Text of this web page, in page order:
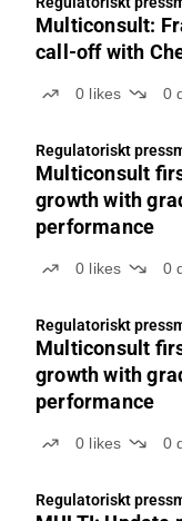
Multiconsult:
call-off with
0 likes 0
Regulatoriskt
Multiconsult
growth with
performance
0 likes 0
Regulatoriskt
Multiconsult
growth with
performance
0 likes 0
Regulatoriskt